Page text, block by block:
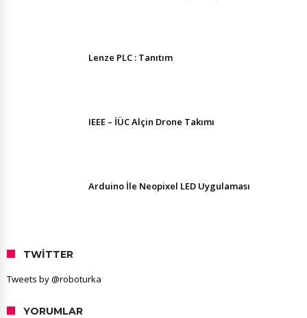
Lenze PLC : Tanıtım
IEEE – İÜC Alçin Drone Takımı
Arduino İle Neopixel LED Uygulaması
TWITTER
Tweets by @roboturka
YORUMLAR